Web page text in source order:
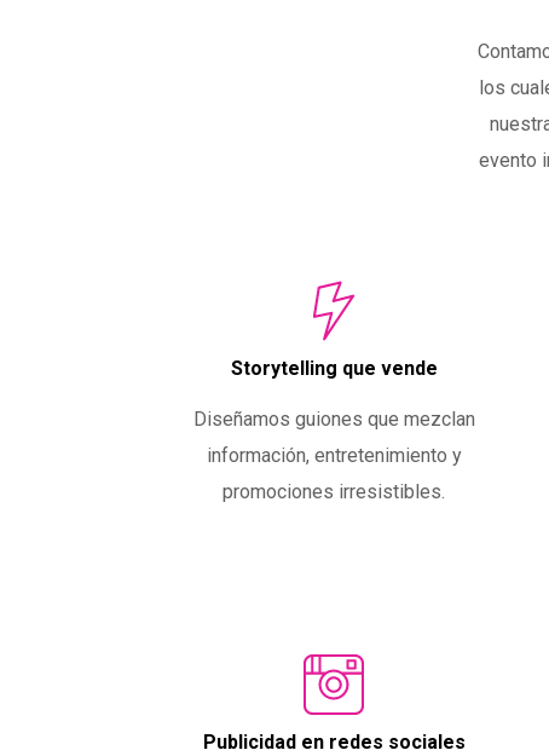
los
evento
Storytelling que vende
Diseñamos guiones que mezclan
información, entretenimiento y
promociones irresistibles.
Publicidad en redes sociales